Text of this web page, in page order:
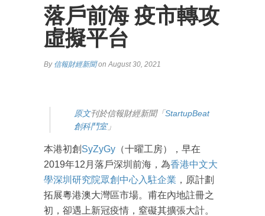
落戶前海 疫市轉攻
虛擬平台
By 信報財經新聞on August 30, 2021
原文刊於信報財經新聞「StartupBeat
創科鬥室」
本港初創 SyZyGy （十曜工房），早在
2019年12月落戶深圳前海，為香港中文大
學深圳研究院眾創中心入駐企業 ，原計劃
拓展粵港澳大灣區市場。甫在內地註冊之
初，卻遇上新冠疫情，窒礙其擴張大計。